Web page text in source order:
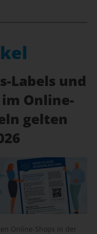
Labels und
Online-
gelten
Online-Shops in der